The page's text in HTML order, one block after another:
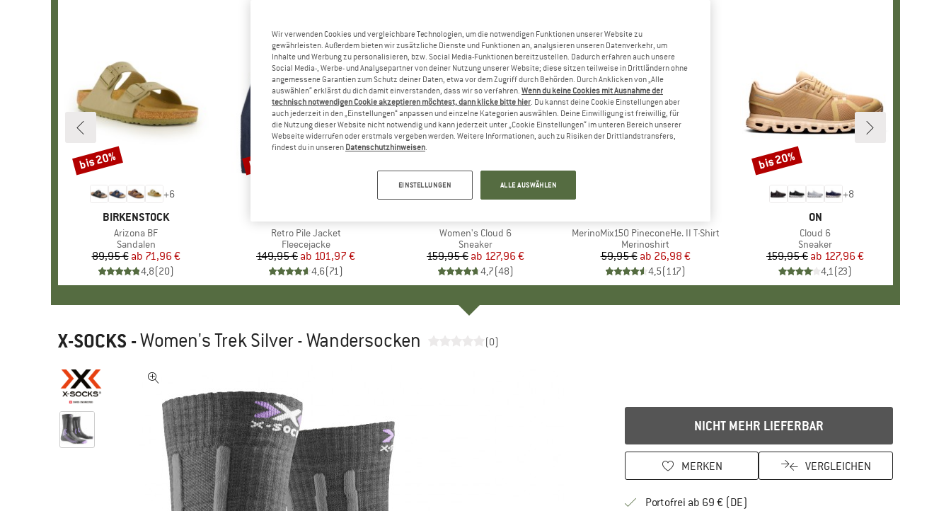
+6
MARKE
BIRKENSTOCK
Artikel
Arizona BF
Produktgruppe
Sandalen
Preis
89,95 € reduzierter Preis
ab 71,96 €
4,8(20)
Rabatt
bis 20%
Artikel
Retro Pile Jacket
Produktgruppe
Fleecejacke
Preis
149,95 € reduzierter Preis
ab 101,97 €
4,6(71)
Rabatt
bis 32%
Artikel
Women's Cloud 6
Produktgruppe
Sneaker
Preis
159,95 € reduzierter Preis
ab 127,96 €
4,7(48)
Artikel
MerinoMix150 PineconeHe. II T-Shirt
Produktgruppe
Merinoshirt
Preis
59,95 € reduzierter Preis
ab 26,98 €
4,5(117)
+8
MARKE
ON
Artikel
Cloud 6
Produktgruppe
Sneaker
Preis
159,95 € reduzierter Preis
ab 127,96 €
4,1(23)
Rabatt
bis 20%
X-SOCKS -Women's Trek Silver - Wandersocken (0)
NICHT MEHR LIEFERBAR
MERKEN VERGLEICHEN
Portofrei ab 69 € (DE)
Wir verwenden Cookies und vergleichbare Technologien, um die notwendigen Funktionen unserer Website zu
gewährleisten. Außerdem bieten wir zusätzliche Dienste und Funktionen an, analysieren unseren Datenverkehr, um
Inhalte und Werbung zu personalisieren, bzw. Social Media-Funktionen bereitzustellen. Dadurch erfahren auch unsere
Social Media-, Werbe- und Analysepartner von deiner Nutzung unserer Website; diese sitzen teilweise in Drittländern ohne
angemessene Garantien zum Schutz deiner Daten, etwa vor dem Zugriff durch Behörden. Durch Anklicken von „Alle
auswählen“ erklärst du dich damit einverstanden, dass wir so verfahren. Wenn du keine Cookies mit Ausnahme der
technisch notwendigen Cookie akzeptieren möchtest, dann klicke bitte hier. Du kannst deine Cookie Einstellungen aber
auch jederzeit in den „Einstellungen“ anpassen und einzelne Kategorien auswählen. Deine Einwilligung ist freiwillig, für
die Nutzung dieser Website nicht notwendig und kann jederzeit unter „Cookie Einstellungen“ im unteren Bereich unserer
Webseite widerrufen oder erstmals vergeben werden. Weitere Informationen, auch zu Risiken der Drittlandstransfers,
findest du in unseren Datenschutzhinweisen.
EINSTELLUNGEN ALLE AUSWÄHLEN